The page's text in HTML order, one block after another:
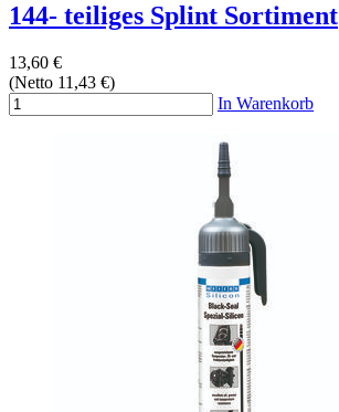
144- teiliges Splint Sortiment
13,60 €
(Netto 11,43 €)
In Warenkorb